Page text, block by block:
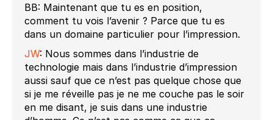
BB: Maintenant que tu es en position,
comment tu vois l’avenir ? Parce que tu es
dans un domaine particulier pour l’impression.
JW: Nous sommes dans l’industrie de
technologie mais dans l’industrie d’impression
aussi sauf que ce n’est pas quelque chose que
si je me réveille pas je ne me couche pas le soir
en me disant, je suis dans une industrie